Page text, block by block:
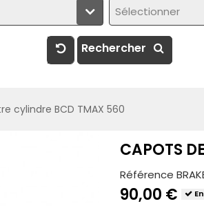
Sélectionner
Rechercher
cylindre BCD TMAX 560
CAPOTS
Référence
90,00 €